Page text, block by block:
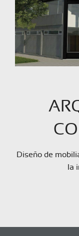
Diseño de
la